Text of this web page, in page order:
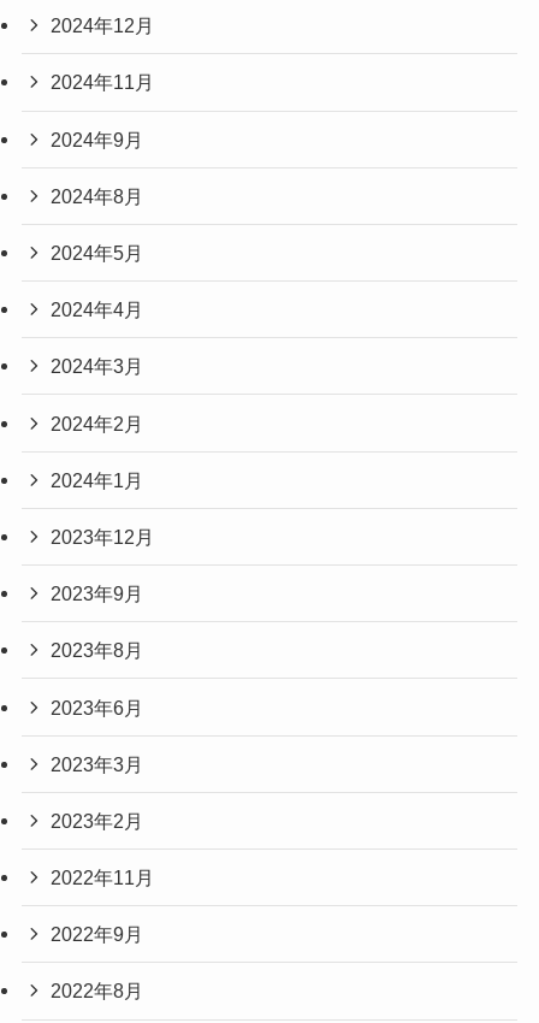
2024年12月
2024年11月
2024年9月
2024年8月
2024年5月
2024年4月
2024年3月
2024年2月
2024年1月
2023年12月
2023年9月
2023年8月
2023年6月
2023年3月
2023年2月
2022年11月
2022年9月
2022年8月